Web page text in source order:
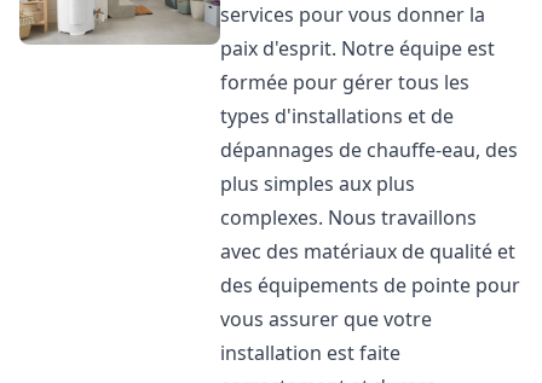
services pour vous donner la
paix d'esprit. Notre équipe est
formée pour gérer tous les
types d'installations et de
dépannages de chauffe-eau, des
plus simples aux plus
complexes. Nous travaillons
avec des matériaux de qualité et
des équipements de pointe pour
vous assurer que votre
installation est faite